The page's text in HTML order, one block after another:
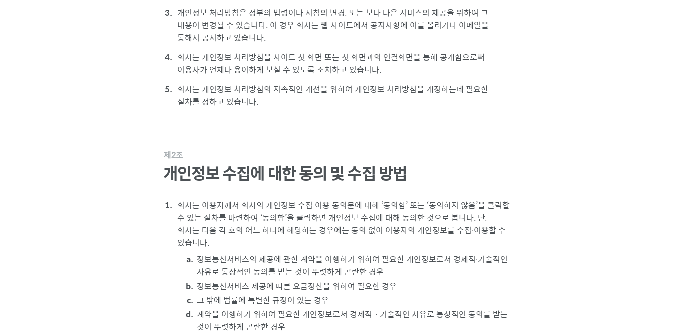
개인정보 처리방침은 정부의 법령이나 지침의 변경, 또는 보다 나은 서비스의 제공을 위하여 그
내용이 변경될 수 있습니다. 이 경우 회사는 웹 사이트에서 공지사항에 이를 올리거나 이메일을
통해서 공지하고 있습니다.
회사는 개인정보 처리방침을 사이트 첫 화면 또는 첫 화면과의 연결화면을 통해 공개함으로써
이용자가 언제나 용이하게 보실 수 있도록 조치하고 있습니다.
회사는 개인정보 처리방침의 지속적인 개선을 위하여 개인정보 처리방침을 개정하는데 필요한
절차를 정하고 있습니다.
제2조
개인정보 수집에 대한 동의 및 수집 방법
회사는 이용자께서 회사의 개인정보 수집 이용 동의문에 대해 ‘동의함’ 또는 ‘동의하지 않음’을 클릭할
수 있는 절차를 마련하여 ‘동의함’을 클릭하면 개인정보 수집에 대해 동의한 것으로 봅니다. 단,
회사는 다음 각 호의 어느 하나에 해당하는 경우에는 동의 없이 이용자의 개인정보를 수집∙이용할 수
있습니다.
정보통신서비스의 제공에 관한 계약을 이행하기 위하여 필요한 개인정보로서 경제적∙기술적인
사유로 통상적인 동의를 받는 것이 뚜렷하게 곤란한 경우
정보통신서비스 제공에 따른 요금정산을 위하여 필요한 경우
그 밖에 법률에 특별한 규정이 있는 경우
계약을 이행하기 위하여 필요한 개인정보로서 경제적ㆍ기술적인 사유로 통상적인 동의를 받는
것이 뚜렷하게 곤란한 경우